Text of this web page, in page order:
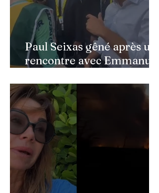
Paul Seixas gêné après une
rencontre avec Emmanuel
semé la panique dans son
équipe